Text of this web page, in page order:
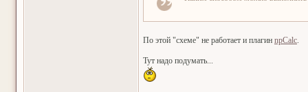
По этой "схеме" не работает и плагин npCalc.
Тут надо подумать...